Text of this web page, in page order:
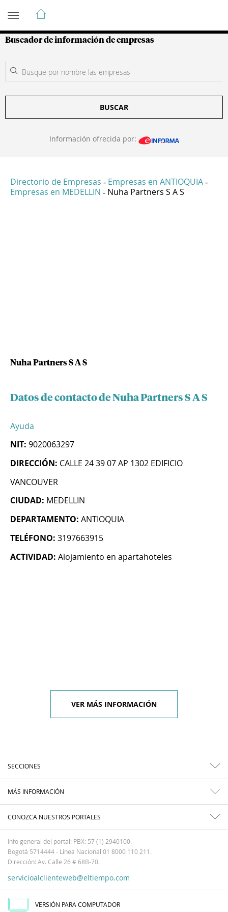
Guía de Empresas Colombianas
Buscador de información de empresas
BUSCAR
Información ofrecida por:
Directorio de Empresas - Empresas en ANTIOQUIA -
Empresas en MEDELLIN - Nuha Partners S A S
Nuha Partners S A S
Datos de contacto de Nuha Partners S A S
Ayuda
NIT: 9020063297
DIRECCIÓN: CALLE 24 39 07 AP 1302 EDIFICIO
VANCOUVER
CIUDAD: MEDELLIN
DEPARTAMENTO: ANTIOQUIA
TELÉFONO: 3197663915
ACTIVIDAD: Alojamiento en apartahoteles
VER MÁS INFORMACIÓN
SECCIONES
MÁS INFORMACIÓN
CONOZCA NUESTROS PORTALES
Info general del portal: PBX: 57 (1) 2940100.
Bogotá 5714444 - Línea Nacional 01 8000 110 211.
Dirección: Av. Calle 26 # 68B-70.
servicioalclienteweb@eltiempo.com
VERSIÓN PARA COMPUTADOR